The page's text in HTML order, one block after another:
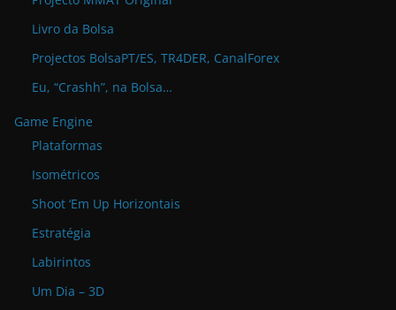
Livro da Bolsa
Projectos BolsaPT/ES, TR4DER, CanalForex
Eu, “Crashh”, na Bolsa…
Game Engine
Plataformas
Isométricos
Shoot ‘Em Up Horizontais
Estratégia
Labirintos
Um Dia – 3D